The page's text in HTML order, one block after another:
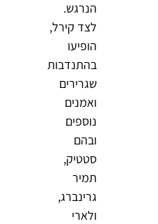
הנרגש.
לצד קירל,
הופיעו
בהתנדבות
שגרירים
ואמנים
נוספים
ובהם
סטטיק,
תמיר
גרינברג,
ולארי